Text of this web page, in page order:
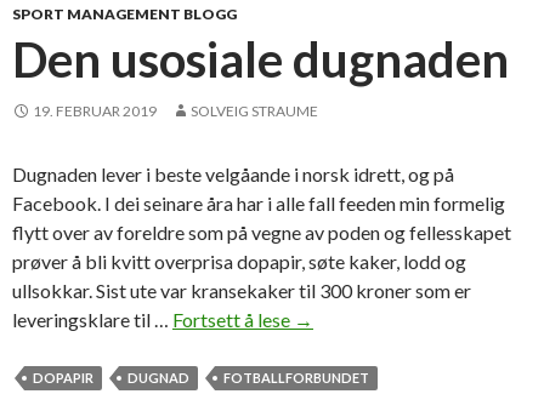
e
e
n
t
e
r
SPORT MANAGEMENT BLOGG
Den usosiale dugnaden
19. FEBRUAR 2019 SOLVEIG STRAUME
Dugnaden lever i beste velgåande i norsk idrett, og på
Facebook. I dei seinare åra har i alle fall feeden min formelig
flytt over av foreldre som på vegne av poden og fellesskapet
prøver å bli kvitt overprisa dopapir, søte kaker, lodd og
ullsokkar. Sist ute var kransekaker til 300 kroner som er
leveringsklare til … Fortsett å lese D
n
→
DOPAPIR DUGNAD
FOTBALLFORBUNDET